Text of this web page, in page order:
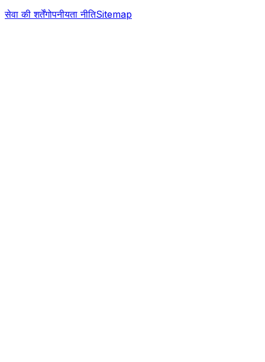
सेवा की शर्तेंगोपनीयता नीतिSitemap